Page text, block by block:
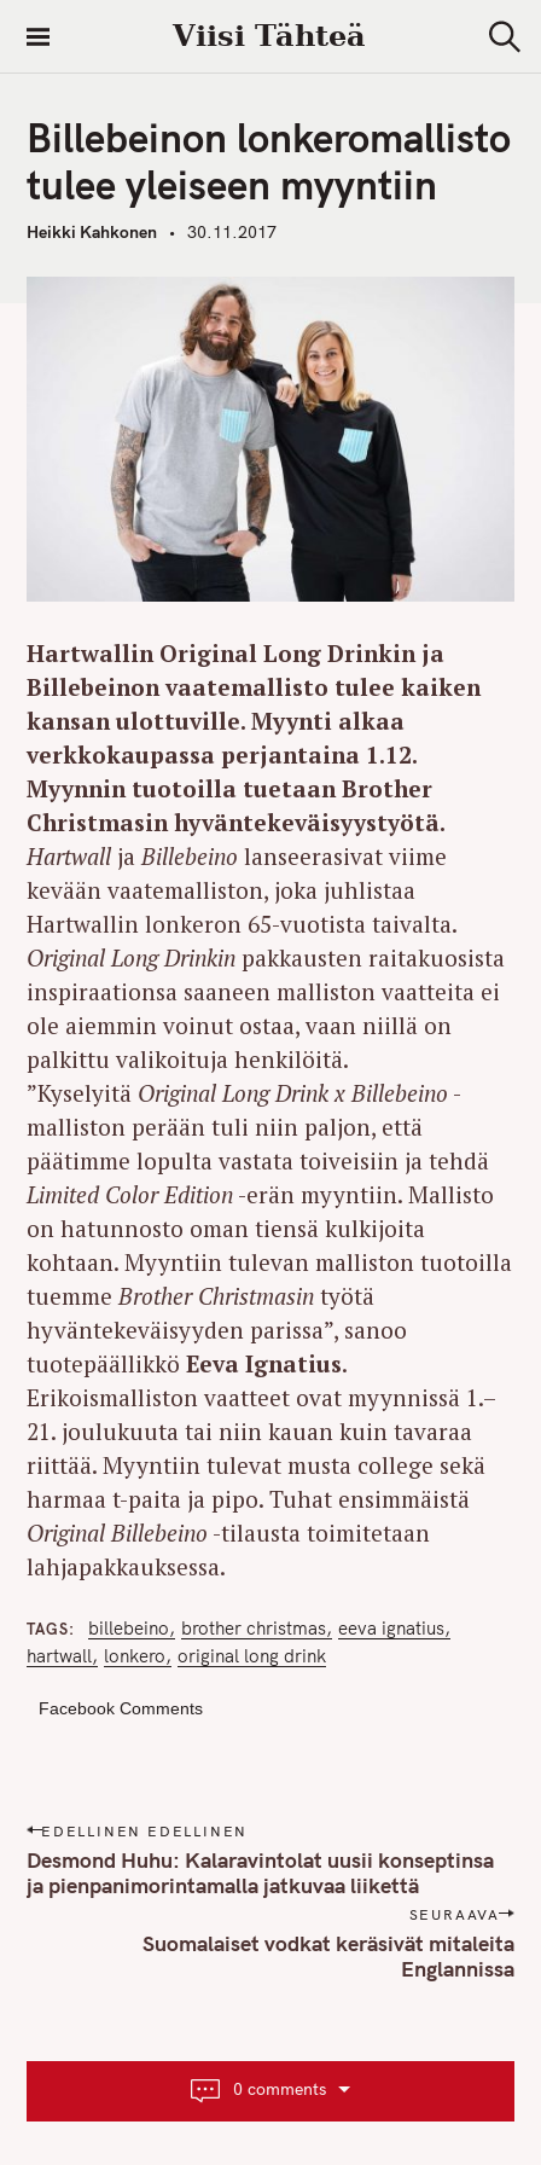
i
Viisi Tähteä
e
c
h
Billebeinon lonkeromallisto
tulee yleiseen myyntiin
Heikki Kahkonen 30.11.2017
Hartwallin Original Long Drinkin ja
Billebeinon vaatemallisto tulee kaiken
kansan ulottuville. Myynti alkaa
verkkokaupassa perjantaina 1.12.
Myynnin tuotoilla tuetaan Brother
Christmasin hyväntekeväisyystyötä.
Hartwall jaBillebeino lanseerasivat viime
kevään vaatemalliston, joka juhlistaa
Hartwallin lonkeron 65-vuotista taivalta.
Original Long Drinkin pakkausten raitakuosista
inspiraationsa saaneen malliston vaatteita ei
ole aiemmin voinut ostaa, vaan niillä on
palkittu valikoituja henkilöitä.
”Kyselyitä Original Long Drink x Billebeino -
malliston perään tuli niin paljon, että
päätimme lopulta vastata toiveisiin ja tehdä
Limited Color Edition -erän myyntiin. Mallisto
on hatunnosto oman tiensä kulkijoita
kohtaan. Myyntiin tulevan malliston tuotoilla
tuemmeBrother Christmasin työtä
hyväntekeväisyyden parissa”, sanoo
tuotepäällikkö Eeva Ignatius.
Erikoismalliston vaatteet ovat myynnissä 1.–
21. joulukuuta tai niin kauan kuin tavaraa
riittää. Myyntiin tulevat musta college sekä
harmaa t-paita ja pipo. Tuhat ensimmäistä
Original Billebeino -tilausta toimitetaan
lahjapakkauksessa.
TAGS billebeino brother christmas eeva ignatius
hartwall lonkero original long drink
Facebook Comments
P
o
s
g
t
EDELLINEN EDELLINEN
Desmond Huhu: Kalaravintolat uusii konseptinsa
ja pienpanimorintamalla jatkuvaa liikettä
SEURAAVA
Suomalaiset vodkat keräsivät mitaleita
Englannissa
0 comments